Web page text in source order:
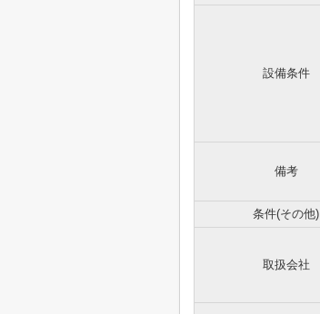
設備条件
備考
条件(その他)
取扱会社